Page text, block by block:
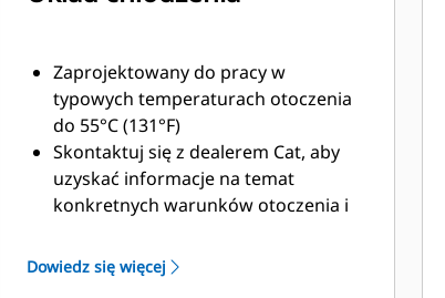
Zaprojektowany do pracy w
typowych temperaturach otoczenia
do 55°C (131°F)
Skontaktuj się z dealerem Cat, aby
uzyskać informacje na temat
konkretnych warunków otoczenia i
Dowiedz się więcej